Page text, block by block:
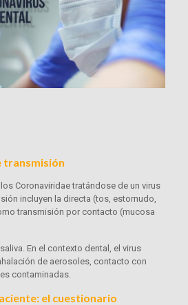
transmisión
Coronaviridae tratándose de un virus
incluyen la directa (tos, estornudo,
transmisión por contacto (mucosa
En el contexto dental, el virus
de aerosoles, contacto con
contaminadas.
el cuestionario